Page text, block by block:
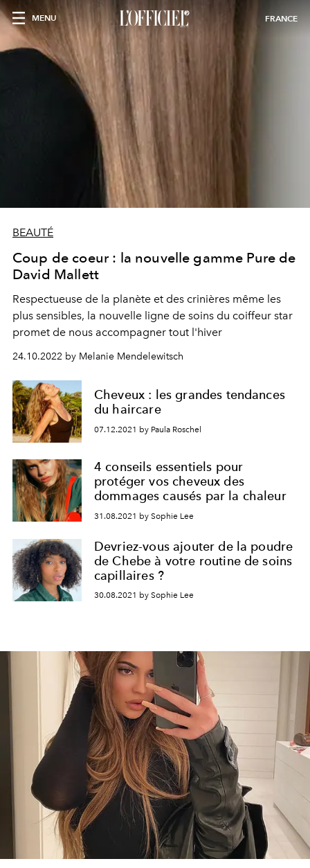
MENU FRANCE
BEAUTÉ
Coup de coeur : la nouvelle gamme Pure de
David Mallett
Respectueuse de la planète et des crinières même les
plus sensibles, la nouvelle ligne de soins du coiffeur star
promet de nous accompagner tout l'hiver
24.10.2022 by Melanie Mendelewitsch
Cheveux : les grandes tendances
du haircare
07.12.2021 by Paula Roschel
4 conseils essentiels pour
protéger vos cheveux des
dommages causés par la chaleur
31.08.2021 by Sophie Lee
Devriez-vous ajouter de la poudre
de Chebe à votre routine de soins
capillaires ?
30.08.2021 by Sophie Lee